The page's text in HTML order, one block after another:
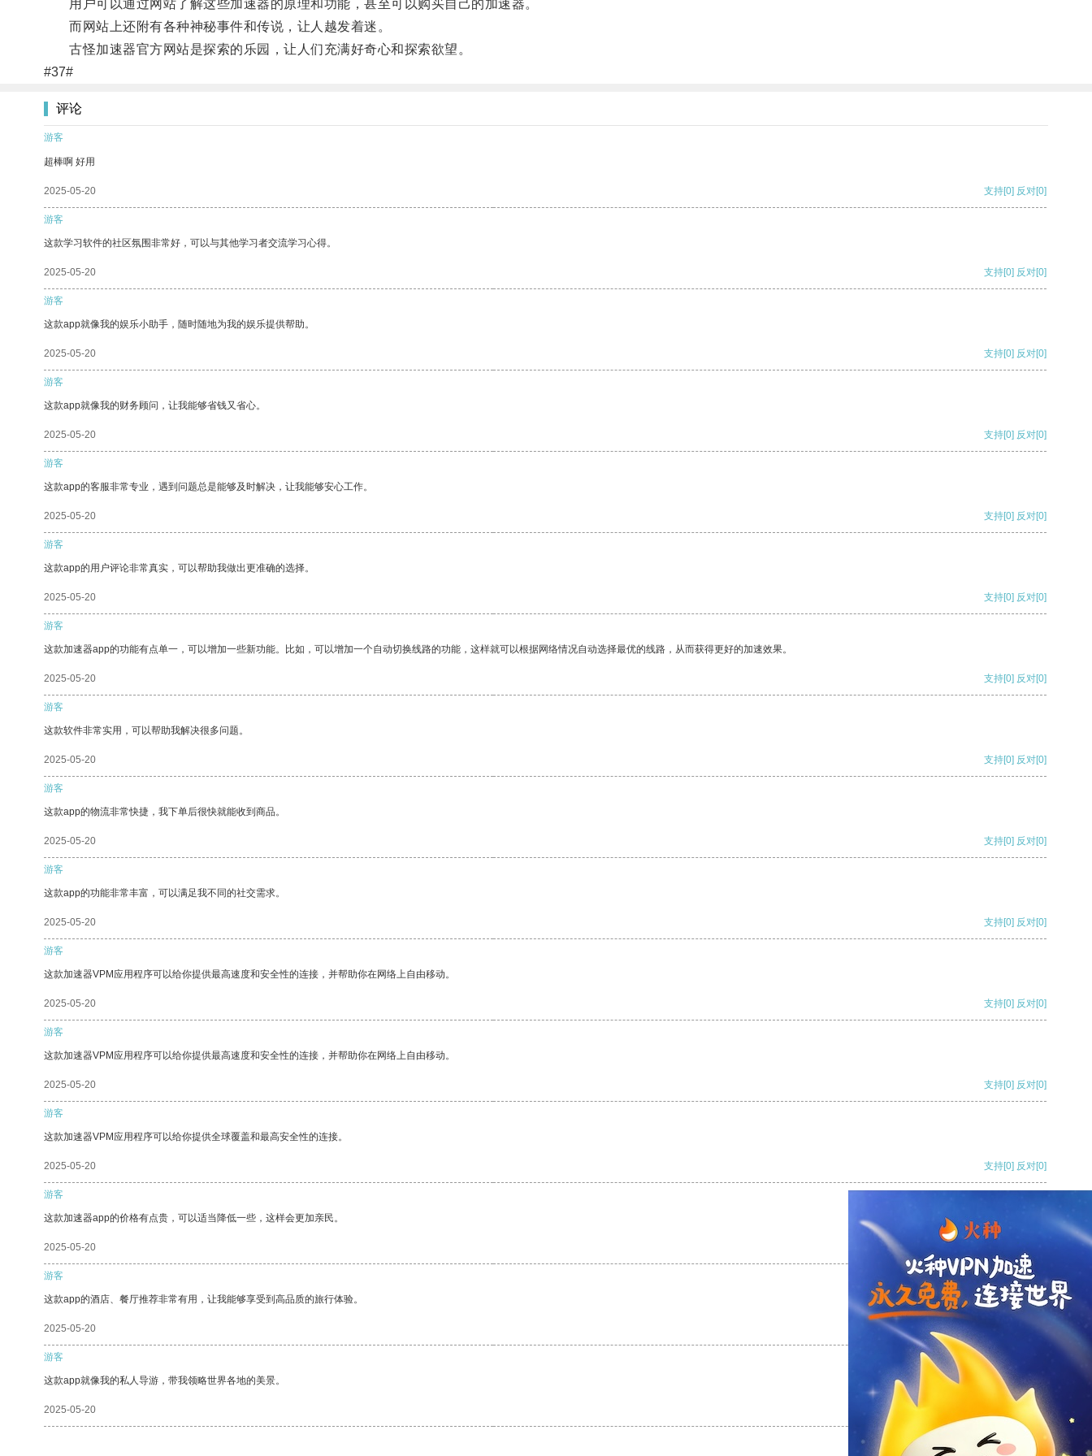
用户可以通过网站了解这些加速器的原理和功能，甚至可以购买自己的加速器。
而网站上还附有各种神秘事件和传说，让人越发着迷。
古怪加速器官方网站是探索的乐园，让人们充满好奇心和探索欲望。
#37#
评论
游客
超棒啊 好用
2025-05-20 支持[0] 反对[0]
游客
这款学习软件的社区氛围非常好，可以与其他学习者交流学习心得。
2025-05-20 支持[0] 反对[0]
游客
这款app就像我的娱乐小助手，随时随地为我的娱乐提供帮助。
2025-05-20 支持[0] 反对[0]
游客
这款app就像我的财务顾问，让我能够省钱又省心。
2025-05-20 支持[0] 反对[0]
游客
这款app的客服非常专业，遇到问题总是能够及时解决，让我能够安心工作。
2025-05-20 支持[0] 反对[0]
游客
这款app的用户评论非常真实，可以帮助我做出更准确的选择。
2025-05-20 支持[0] 反对[0]
游客
这款加速器app的功能有点单一，可以增加一些新功能。比如，可以增加一个自动切换线路的功能，这样就可以根据网络情况自动选择最优的线路，从而获得更好的加速效果。
2025-05-20 支持[0] 反对[0]
游客
这款软件非常实用，可以帮助我解决很多问题。
2025-05-20 支持[0] 反对[0]
游客
这款app的物流非常快捷，我下单后很快就能收到商品。
2025-05-20 支持[0] 反对[0]
游客
这款app的功能非常丰富，可以满足我不同的社交需求。
2025-05-20 支持[0] 反对[0]
游客
这款加速器VPM应用程序可以给你提供最高速度和安全性的连接，并帮助你在网络上自由移动。
2025-05-20 支持[0] 反对[0]
游客
这款加速器VPM应用程序可以给你提供最高速度和安全性的连接，并帮助你在网络上自由移动。
2025-05-20 支持[0] 反对[0]
游客
这款加速器VPM应用程序可以给你提供全球覆盖和最高安全性的连接。
2025-05-20 支持[0] 反对[0]
游客
这款加速器app的价格有点贵，可以适当降低一些，这样会更加亲民。
2025-05-20
游客
这款app的酒店、餐厅推荐非常有用，让我能够享受到高品质的旅行体验。
2025-05-20 反对
游客
这款app就像我的私人导游，带我领略世界各地的美景。
2025-05-20 反对[0]